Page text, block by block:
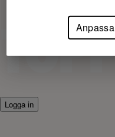
Logga in
Anpassa